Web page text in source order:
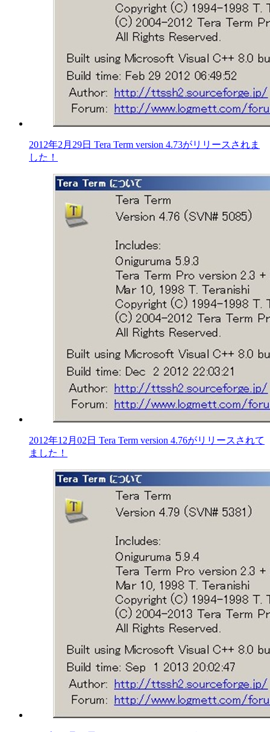
2012年2月29日 Tera Term version 4.73がリリースされま
した！
2012年12月02日 Tera Term version 4.76がリリースされて
ました！